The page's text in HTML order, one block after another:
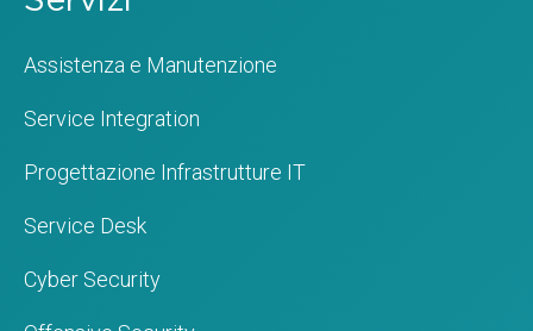
Assistenza e Manutenzione
Service Integration
Progettazione Infrastrutture IT
Service Desk
Cyber Security